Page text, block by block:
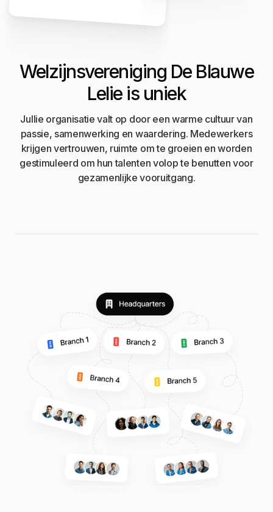
Welzijnsvereniging De Blauwe
Lelie is uniek
Jullie organisatie valt op door een warme cultuur van
passie, samenwerking en waardering. Medewerkers
krijgen vertrouwen, ruimte om te groeien en worden
gestimuleerd om hun talenten volop te benutten voor
gezamenlijke vooruitgang.